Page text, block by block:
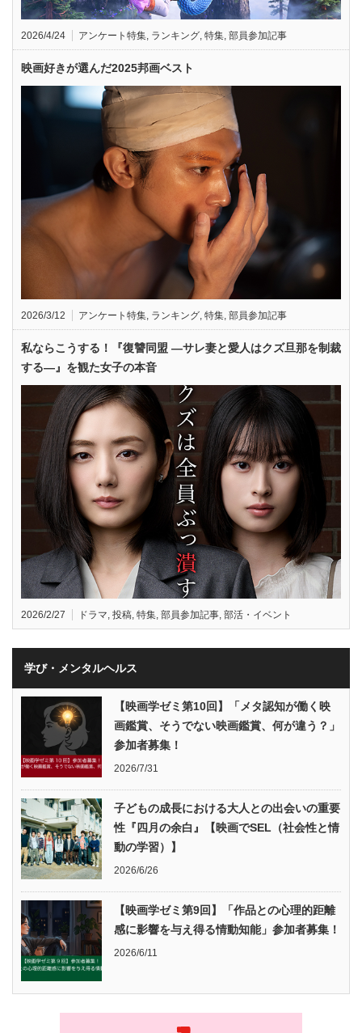
2026/4/24 アンケート特集 ランキング 特集 部員参加記事
映画好きが選んだ2025邦画ベスト
2026/3/12 アンケート特集 ランキング 特集 部員参加記事
私ならこうする！『復讐同盟 —サレ妻と愛人はクズ旦那を制裁
する—』を観た女子の本音
2026/2/27 ドラマ 投稿 特集 部員参加記事 部活・イベント
学び・メンタルヘルス
【映画学ゼミ第10回】「メタ認知が働く映
画鑑賞、そうでない映画鑑賞、何が違う？」
参加者募集！
2026/7/31
子どもの成長における大人との出会いの重要
性『四月の余白』【映画でSEL（社会性と情
動の学習）】
2026/6/26
【映画学ゼミ第9回】「作品との心理的距離
感に影響を与え得る情動知能」参加者募集！
2026/6/11